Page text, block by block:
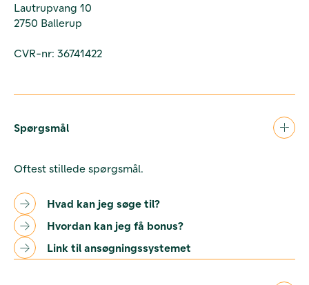
Lautrupvang 10
2750 Ballerup
CVR-nr: 36741422
Spørgsmål
Oftest stillede spørgsmål.
Hvad kan jeg søge til?
Hvordan kan jeg få bonus?
Link til ansøgningssystemet